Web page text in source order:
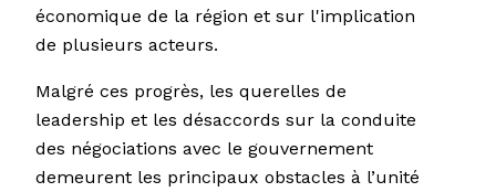
économique de la région et sur l'implication
de plusieurs acteurs.
Malgré ces progrès, les querelles de
leadership et les désaccords sur la conduite
des négociations avec le gouvernement
demeurent les principaux obstacles à l’unité